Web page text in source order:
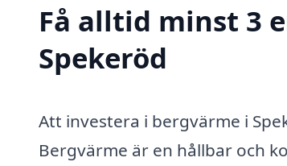
Få alltid minst 3
Spekeröd
Att investera i bergvärme i
Bergvärme är en hållbar och